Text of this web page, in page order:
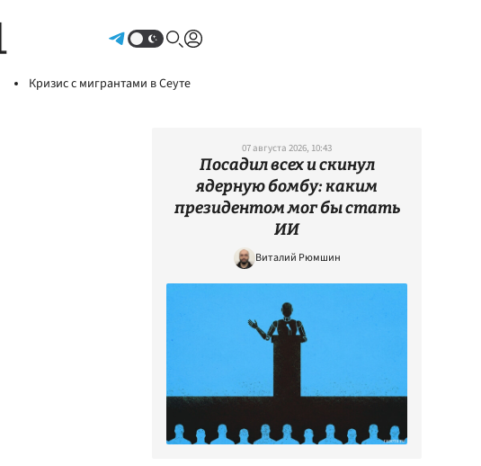
Кризис с мигрантами в Сеуте
07 августа 2026, 10:43
Посадил всех и скинул
ядерную бомбу: каким
президентом мог бы стать
ИИ
Виталий Рюмшин